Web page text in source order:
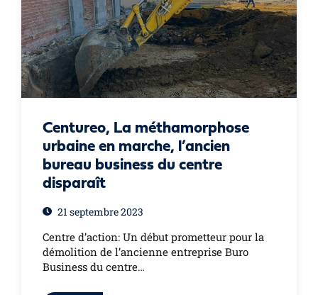
Centureo, La méthamorphose
urbaine en marche, l’ancien
bureau business du centre
disparaît
21 septembre 2023
Centre d’action: Un début prometteur pour la
démolition de l’ancienne entreprise Buro
Business du centre…